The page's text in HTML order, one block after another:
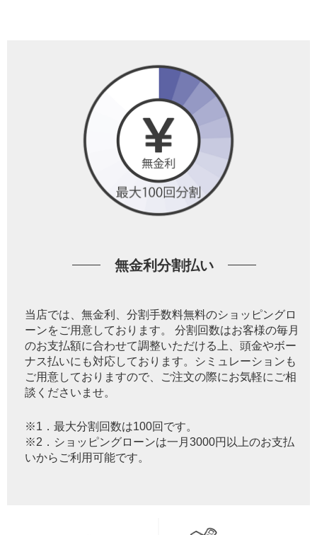
無金利分割払い
当店では、無金利、分割手数料無料のショッピングロ
ーンをご用意しております。 分割回数はお客様の毎月
のお支払額に合わせて調整いただける上、頭金やボー
ナス払いにも対応しております。シミュレーションも
ご用意しておりますので、ご注文の際にお気軽にご相
談くださいませ。
※1．最大分割回数は100回です。
※2．ショッピングローンは一月3000円以上のお支払
いからご利用可能です。